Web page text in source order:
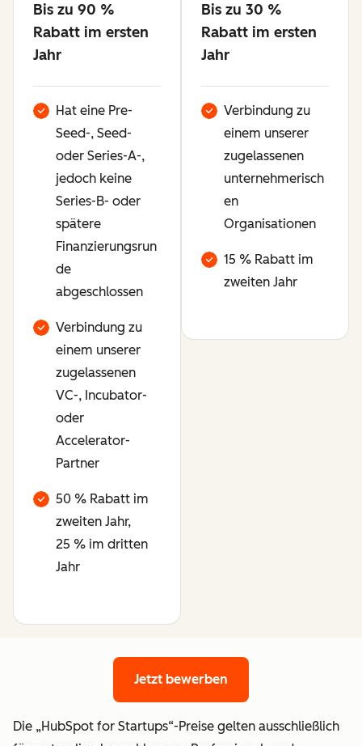
Bis zu 90 %
Rabatt im ersten
Jahr
Verfügbar
Hat eine Pre-
Seed-, Seed-
oder Series-A-,
jedoch keine
Series-B- oder
spätere
Finanzierungsrun
de
abgeschlossen
Verbindung zu
einem unserer
zugelassenen
VC-, Incubator-
oder
Accelerator-
Partner
50 % Rabatt im
zweiten Jahr,
25 % im dritten
Jahr
Bis zu 30 %
Rabatt im ersten
Jahr
Verfügbar
Verbindung zu
einem unserer
zugelassenen
unternehmerisch
en
Organisationen
15 % Rabatt im
zweiten Jahr
Jetzt bewerben
Die „HubSpot for Startups“-Preise gelten ausschließlich